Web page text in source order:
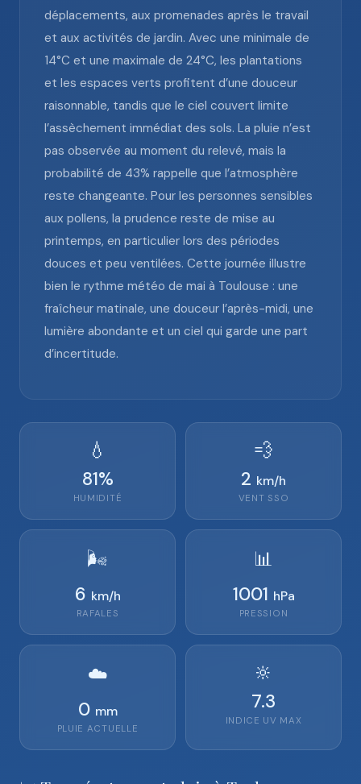
déplacements, aux promenades après le travail
et aux activités de jardin. Avec une minimale de
14°C et une maximale de 24°C, les plantations
et les espaces verts profitent d’une douceur
raisonnable, tandis que le ciel couvert limite
l’assèchement immédiat des sols. La pluie n’est
pas observée au moment du relevé, mais la
probabilité de 43% rappelle que l’atmosphère
reste changeante. Pour les personnes sensibles
aux pollens, la prudence reste de mise au
printemps, en particulier lors des périodes
douces et peu ventilées. Cette journée illustre
bien le rythme météo de mai à Toulouse : une
fraîcheur matinale, une douceur l’après-midi, une
lumière abondante et un ciel qui garde une part
d’incertitude.
💧
81%
HUMIDITÉ
💨
2 km/h
VENT SSO
🌬️
6 km/h
RAFALES
📊
1001 hPa
PRESSION
☁️
0 mm
PLUIE ACTUELLE
🔆
7.3
INDICE UV MAX